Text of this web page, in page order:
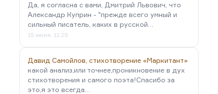
Да, я согласна с вами, Дмитрий Львович, что
Александр Куприн - "прежде всего умный и
сильный писатель, каких в русской…
15 июня, 11:29
Давид Самойлов, стихотворение «Маркитант»
какой анализ,или точнее,проникновение в дух
стихотворения и самого поэта!Спасибо за
это,я это всегда…